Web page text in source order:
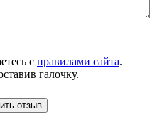
с правилами сайта.
галочку.
отзыв